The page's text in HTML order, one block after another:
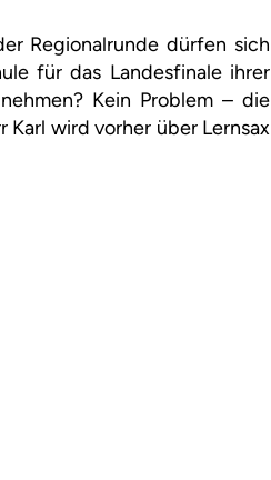
Regionalrunde dürfen sich
für das Landesfinale ihrer
Kein Problem – die
wird vorher über Lernsax